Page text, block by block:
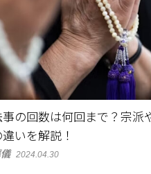
事の回数は何回まで？宗派
違いを解説！
2024.04.30